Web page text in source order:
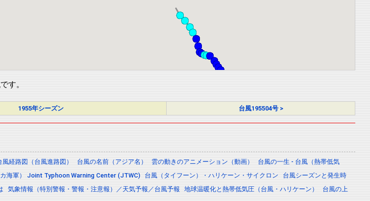
す。
1955年シーズン 台風195504号 >
風経路図（台風進路図） 台風の名前（アジア名） 雲の動きのアニメーション（動画）
台風の一生 - 台風（熱帯低気
海軍） Joint Typhoon Warning Center (JTWC) 台風（タイフーン）・ハリケーン・サイクロン
台風シーズンと発生時
気象情報（特別警報・警報・注意報）／天気予報／台風予報 地球温暖化と熱帯低気圧（台風・ハリケーン）
台風の上